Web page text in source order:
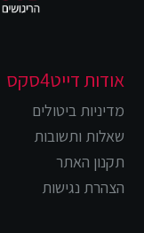
אודות דייט4סקס
מדיניות ביטולים
שאלות ותשובות
תקנון האתר
הצהרת נגישות